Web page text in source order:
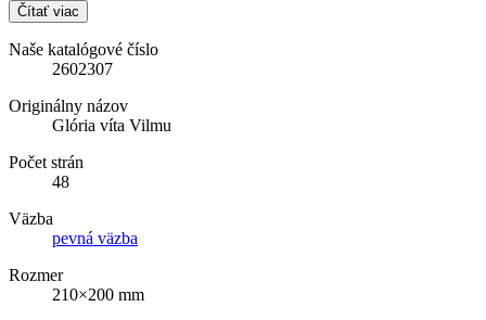
Čítať viac
Naše katalógové číslo
2602307
Originálny názov
Glória víta Vilmu
Počet strán
48
Väzba
pevná väzba
Rozmer
210×200 mm